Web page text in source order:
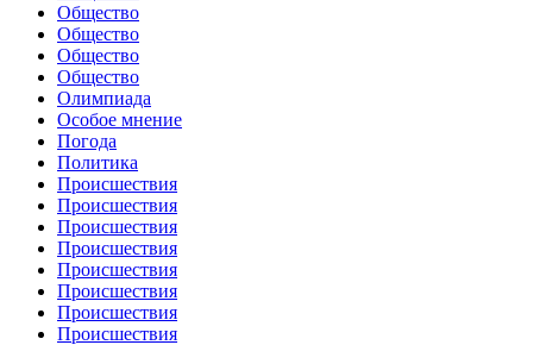
Общество
Общество
Общество
Общество
Олимпиада
Особое мнение
Погода
Политика
Происшествия
Происшествия
Происшествия
Происшествия
Происшествия
Происшествия
Происшествия
Происшествия